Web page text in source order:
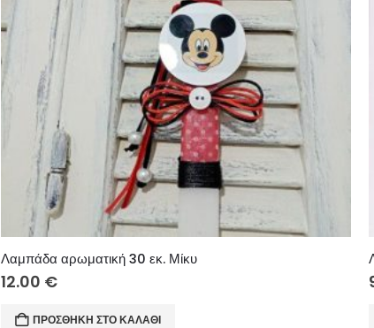
Λαμπάδα αρωματική 30 εκ. Μίκυ
12.00 €
ΠΡΟΣΘΉΚΗ ΣΤΟ ΚΑΛΆΘΙ